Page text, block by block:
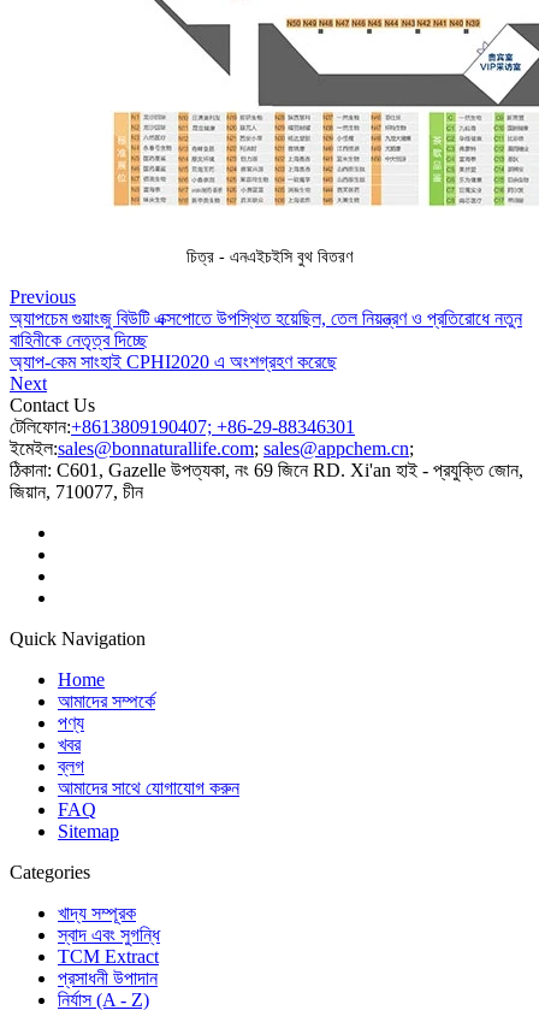
চিত্র - এনএইচইসি বুথ বিতরণ
Previous
অ্যাপচেম গুয়াংজু বিউটি এক্সপোতে উপস্থিত হয়েছিল, তেল নিয়ন্ত্রণ ও প্রতিরোধে নতুন
বাহিনীকে নেতৃত্ব দিচ্ছে
অ্যাপ-কেম সাংহাই CPHI2020 এ অংশগ্রহণ করেছে
Next
Contact Us
টেলিফোন:+8613809190407; +86-29-88346301
ইমেইল:sales@bonnaturallife.com; sales@appchem.cn;
ঠিকানা: C601, Gazelle উপত্যকা, নং 69 জিনে RD. Xi'an হাই - প্রযুক্তি জোন,
জিয়ান, 710077, চীন
Quick Navigation
Home
আমাদের সম্পর্কে
পণ্য
খবর
ব্লগ
আমাদের সাথে যোগাযোগ করুন
FAQ
Sitemap
Categories
খাদ্য সম্পূরক
স্বাদ এবং সুগন্ধি
TCM Extract
প্রসাধনী উপাদান
নির্যাস (A - Z)